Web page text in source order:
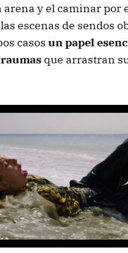
arena y el caminar por
escenas de sendos
casos un papel
que arrastran